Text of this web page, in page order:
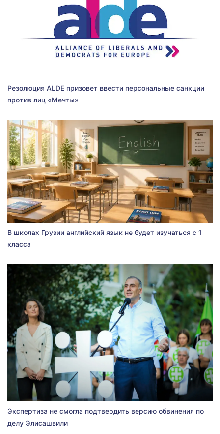
Резолюция ALDE призовет ввести персональные санкции
против лиц «Мечты»
В школах Грузии английский язык не будет изучаться с 1
класса
Экспертиза не смогла подтвердить версию обвинения по
делу Элисашвили